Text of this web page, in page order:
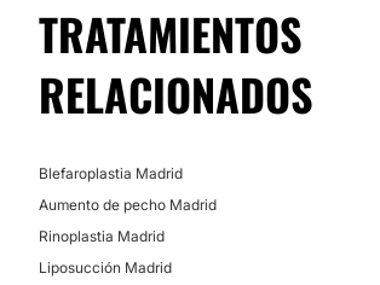
TRATAMIENTOS
RELACIONADOS
Blefaroplastia Madrid
Aumento de pecho Madrid
Rinoplastia Madrid
Liposucción Madrid